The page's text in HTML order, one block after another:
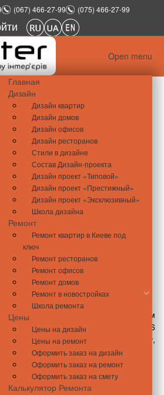
(067) 466-27-99 (075) 466-27-99
Open menu
Главная
Дизайн
Дизайн квартир
Дизайн домов
Дизайн офисов
Дизайн ресторанов
Стили в дизайне
Состав Дизайн-проекта
Дизайн проект «Типовой»
Дизайн проект «Престижный»
Дизайн проект «Эксклюзивный»
Школа дизайна
Ремонт
Ремонт квартир в Киеве под
ключ
Ремонт ресторанов
Ремонт офисов
Ремонт домов
Ремонт в новостройках
Школа ремонта
Цены
Цены на дизайн
Цены на ремонт
Оформить заказ на дизайн
Оформить заказ на ремонт
Оформить заказ на смету
Калькулятор Ремонта
Новости недвижимости
– уютный дом в живописном
Аллей» –
в живописном
уголке
относится к самым масштабным
Бровары и включает в себя 16
паркинг, поликлинику,
сад.
Аллей»